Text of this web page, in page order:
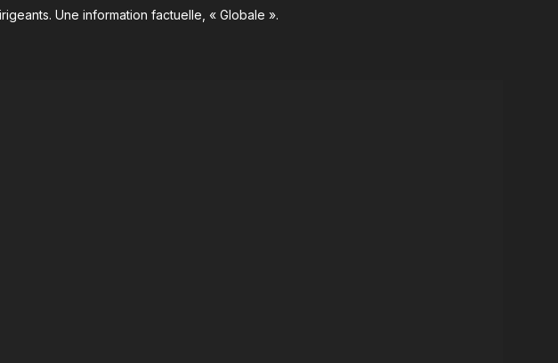
Une information factuelle, « Globale ».